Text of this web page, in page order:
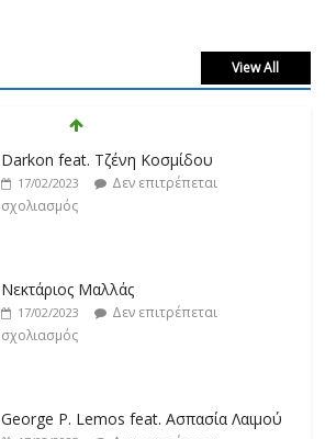
View All
Darkon feat. Τζένη Κοσμίδου
17/02/2023
Δεν επιτρέπεται
σχολιασμός
Νεκτάριος Μαλλάς
17/02/2023
Δεν επιτρέπεται
σχολιασμός
George P. Lemos feat. Ασπασία Λαιμού